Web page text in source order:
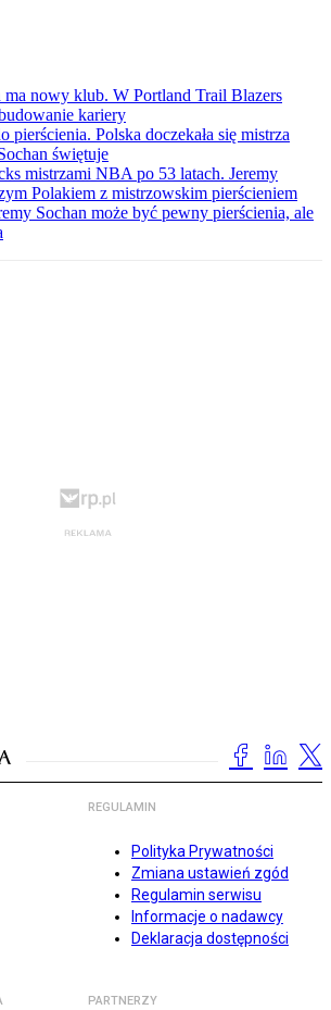
ma nowy klub. W Portland Trail Blazers
kariery
pierścienia. Polska doczekała się mistrza
świętuje
mistrzami NBA po 53 latach. Jeremy
Polakiem z mistrzowskim pierścieniem
Sochan może być pewny pierścienia, ale
REGULAMIN
Polityka Prywatności
Zmiana ustawień zgód
Regulamin serwisu
Informacje o nadawcy
Deklaracja dostępności
PARTNERZY